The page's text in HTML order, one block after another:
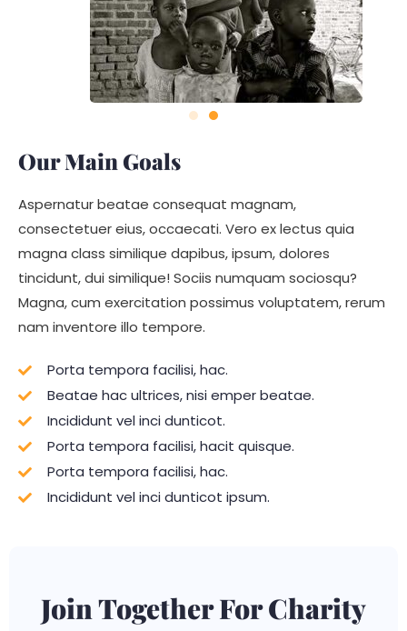
Our Main Goals
Aspernatur beatae consequat magnam,
consectetuer eius, occaecati. Vero ex lectus quia
magna class similique dapibus, ipsum, dolores
tincidunt, dui similique! Sociis numquam sociosqu?
Magna, cum exercitation possimus voluptatem, rerum
nam inventore illo tempore.
Porta tempora facilisi, hac.
Beatae hac ultrices, nisi emper beatae.
Incididunt vel inci dunticot.
Porta tempora facilisi, hacit quisque.
Porta tempora facilisi, hac.
Incididunt vel inci dunticot ipsum.
Join Together For Charity